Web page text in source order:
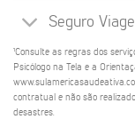
Seguro
¹Consulte as regras dos
Psicólogo na Tela e a
contratual e não são
desastres.